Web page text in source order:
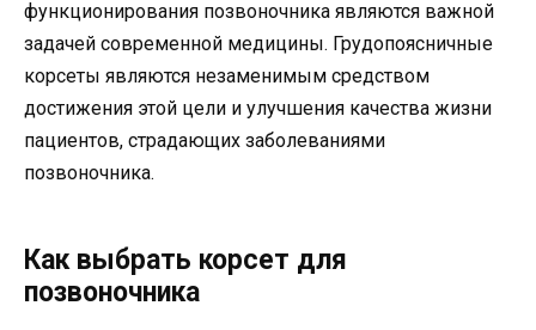
функционирования позвоночника являются важной
задачей современной медицины. Грудопоясничные
корсеты являются незаменимым средством
достижения этой цели и улучшения качества жизни
пациентов, страдающих заболеваниями
позвоночника.
Как выбрать корсет для
позвоночника